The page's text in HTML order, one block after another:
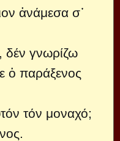
ἀνάμεσα σ᾿
δέν γνωρίζω
ὁ παράξενος
τόν μοναχό;